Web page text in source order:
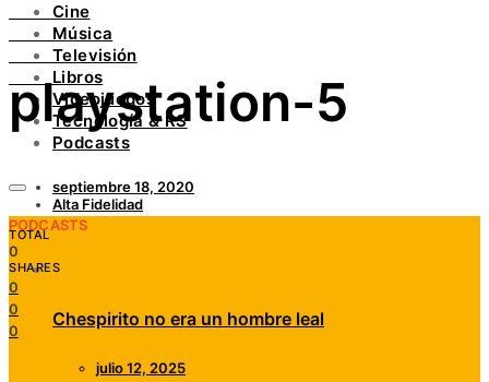
INSTAGRAM
PINTEREST
YOUTUBE
LINKEDIN
Cine
Música
Televisión
Libros
Videojuegos
Tecnología & RS
Podcasts
PODCASTS
Chespirito no era un hombre leal
julio 12, 2025
playstation-5
septiembre 18, 2020
Alta Fidelidad
TOTAL
0
SHARES
0
0
0